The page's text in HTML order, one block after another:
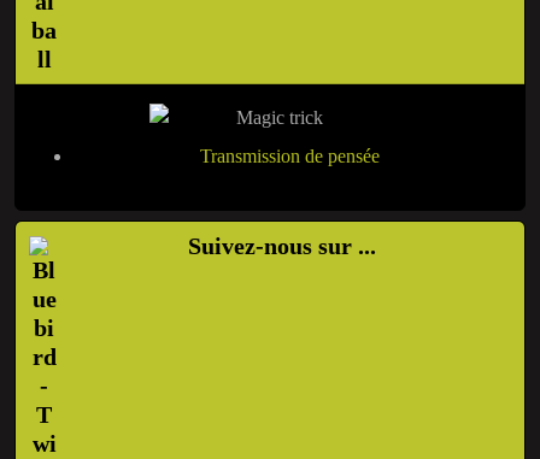
Transmission de pensée
Suivez-nous sur ...